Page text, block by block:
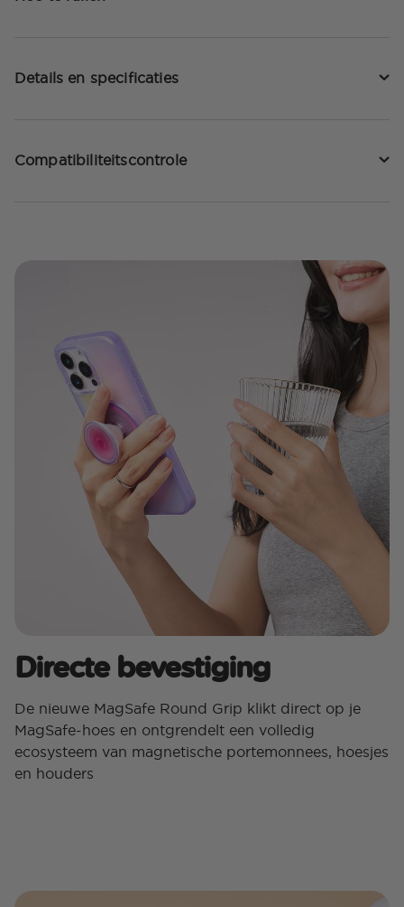
Details en specificaties
Compatibiliteitscontrole
Directe bevestiging
De nieuwe MagSafe Round Grip klikt direct op je
MagSafe-hoes en ontgrendelt een volledig
ecosysteem van magnetische portemonnees, hoesjes
en houders